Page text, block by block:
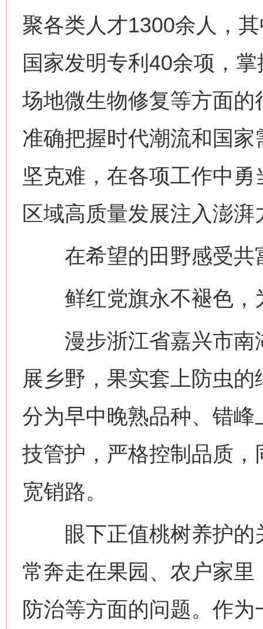
聚各类人才1300余人，
国家发明专利40余项，
场地微生物修复等方面
准确把握时代潮流和国
坚克难，在各项工作中勇
区域高质量发展注入澎湃
在希望的田野感受
鲜红党旗永不褪色，
漫步浙江省嘉兴市南
展乡野，果实套上防虫
分为早中晚熟品种、错
技管护，严格控制品质
宽销路。
眼下正值桃树养护的
常奔走在果园、农户家
防治等方面的问题。作为